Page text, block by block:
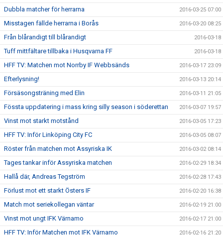
Dubbla matcher för herrarna 2016-03-25 07:00
Misstagen fällde herrarna i Borås 2016-03-20 08:25
Från blårandigt till blårandigt 2016-03-18
Tuff mittfältare tillbaka i Husqvarna FF 2016-03-18
HFF TV: Matchen mot Norrby IF Webbsänds 2016-03-17 23:09
Efterlysning! 2016-03-13 20:14
Försäsongsträning med Elin 2016-03-11 21:05
Fössta uppdatering i mass kring silly season i söderettan 2016-03-07 19:57
Vinst mot starkt motstånd 2016-03-05 17:23
HFF TV: Inför Linköping City FC 2016-03-05 08:07
Röster från matchen mot Assyriska IK 2016-03-02 08:14
Tages tankar inför Assyriska matchen 2016-02-29 18:34
Hallå där, Andreas Tegström 2016-02-28 17:43
Förlust mot ett starkt Östers IF 2016-02-20 16:38
Match mot seriekollegan väntar 2016-02-19 21:00
Vinst mot ungt IFK Värnamo 2016-02-17 21:00
HFF TV: Inför Matchen mot IFK Värnamo 2016-02-16 21:20